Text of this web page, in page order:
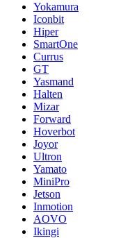
Yokamura
Iconbit
Hiper
SmartOne
Currus
GT
Yasmand
Halten
Mizar
Forward
Hoverbot
Joyor
Ultron
Yamato
MiniPro
Jetson
Inmotion
AOVO
Ikingi